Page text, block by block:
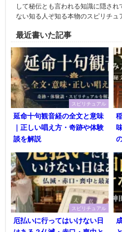
して秘伝とも言われる知識に隠さ
ない知る人ぞ知る本物のスピリチュ
最近書いた記事
スピリチュアル
延命十句観音経の全文と意味
｜正しい唱え方・奇跡や体験
談を解説
スピリチュアル
厄払いに行ってはいけない日